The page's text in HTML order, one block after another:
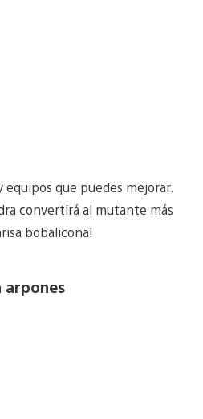
que puedes mejorar.
convertirá al mutante más
bobalicona!
arpones